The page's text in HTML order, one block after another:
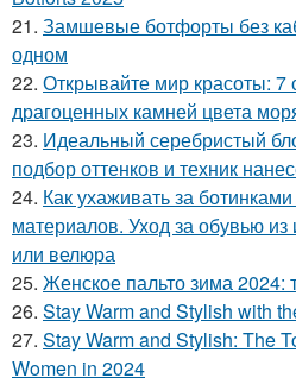
21. Замшевые ботфорты без
одном
22. Открывайте мир красоты:
драгоценных камней цвета
23. Идеальный серебристый
подбор оттенков и техник
24. Как ухаживать за
материалов. Уход за обувью
или велюра
25. Женское пальто зима 2024:
26. Stay Warm and Stylish with
27. Stay Warm and Stylish: The
Women in 2024